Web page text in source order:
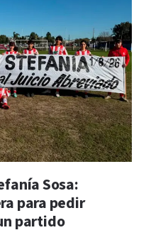
Sosa:
para pedir
partido